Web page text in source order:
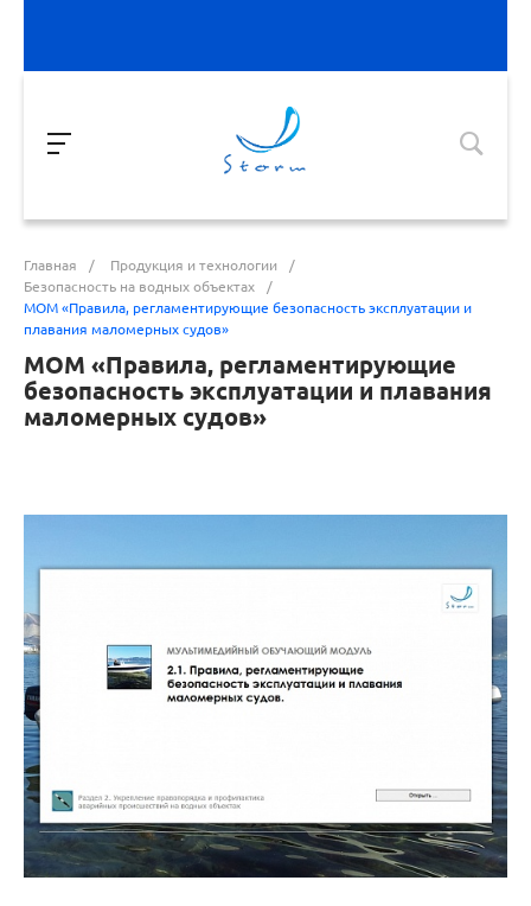
Главная / Продукция и технологии
/
Безопасность на водных объектах
/
МОМ «Правила, регламентирующие безопасность эксплуатации и
плавания маломерных судов»
МОМ «Правила, регламентирующие
безопасность эксплуатации и плавания
маломерных судов»